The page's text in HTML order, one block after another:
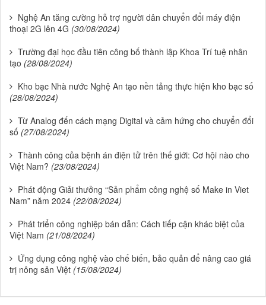
Nghệ An tăng cường hỗ trợ người dân chuyển đổi máy điện
thoại 2G lên 4G (30/08/2024)
Trường đại học đầu tiên công bố thành lập Khoa Trí tuệ nhân
tạo (28/08/2024)
Kho bạc Nhà nước Nghệ An tạo nền tảng thực hiện kho bạc số
(28/08/2024)
Từ Analog đến cách mạng Digital và cảm hứng cho chuyển đổi
số (27/08/2024)
Thành công của bệnh án điện tử trên thế giới: Cơ hội nào cho
Việt Nam? (23/08/2024)
Phát động Giải thưởng “Sản phẩm công nghệ số Make in Viet
Nam” năm 2024 (22/08/2024)
Phát triển công nghiệp bán dẫn: Cách tiếp cận khác biệt của
Việt Nam (21/08/2024)
Ứng dụng công nghệ vào chế biến, bảo quản để nâng cao giá
trị nông sản Việt (15/08/2024)